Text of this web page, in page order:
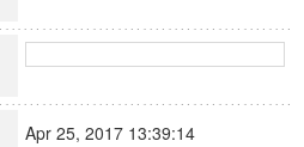
Apr 25, 2017 13:39:14